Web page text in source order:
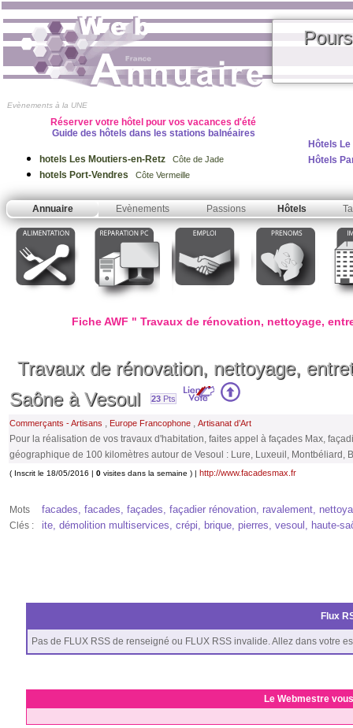
Evènements à la UNE
Réserver votre hôtel pour vos vacances d'été
Guide des hôtels dans les stations balnéaires
hotels Les Moutiers-en-Retz Côte de Jade
hotels Port-Vendres Côte Vermeille
Hôtels
Hôtels
Annuaire Evènements Passions Hôtels
Fiche AWF " Travaux de rénovation, nettoyage,
Travaux de rénovation, nettoyage,
Saône à Vesoul
23 Pts
Commerçants - Artisans , Europe Francophone , Artisanat d’Art
Pour la réalisation de vos travaux d'habitation, faites appel à façades Max,
géographique de 100 kilomètres autour de Vesoul : Lure, Luxeuil, Montbéliard,
( Inscrit le 18/05/2016 | 0 visites dans la semaine ) | http://www.facadesmax.fr
Mots
Clés :
facades, facades, façades, façadier rénovation, ravalement,
ite, démolition multiservices, crépi, brique, pierres, vesoul, haute-
Flux
Pas de FLUX RSS de renseigné ou FLUX RSS invalide. Allez dans votre
Le Webmestre